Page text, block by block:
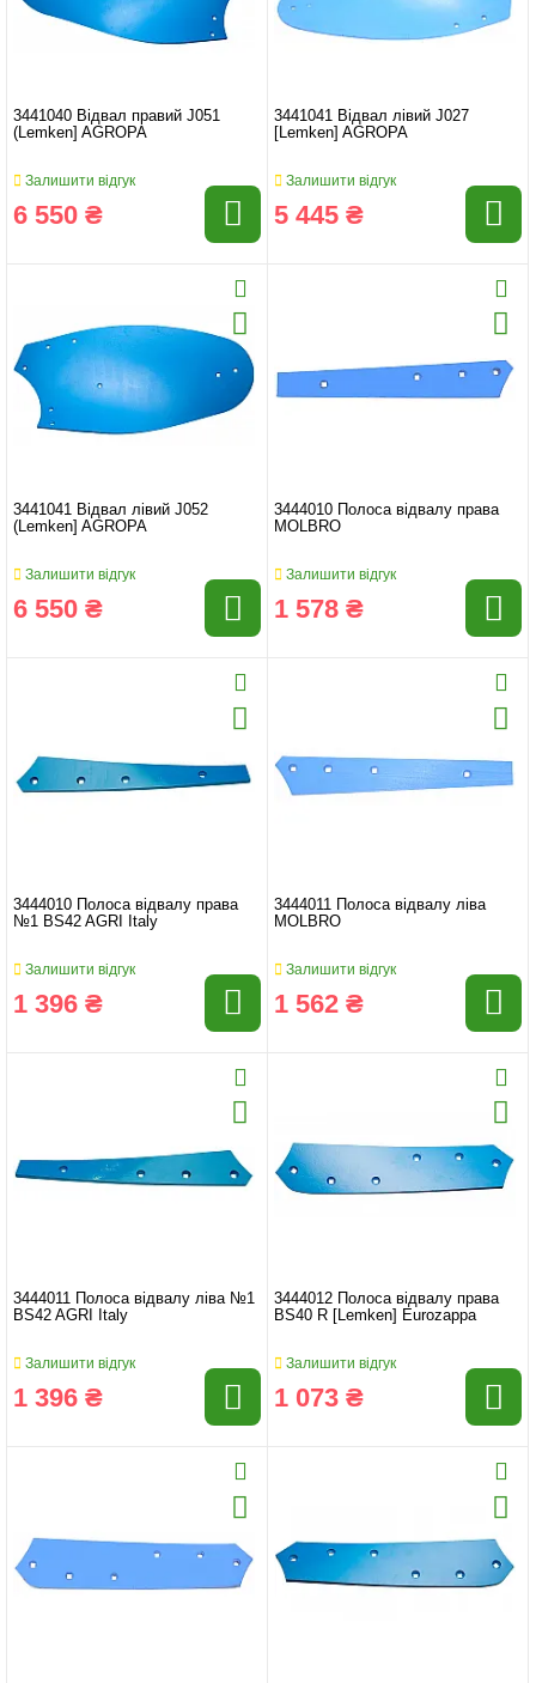
3441040 Відвал правий J051
(Lemken] AGROPA
Залишити відгук
6 550 ₴
3441041 Відвал лівий J027
[Lemken] AGROPA
Залишити відгук
5 445 ₴
3441041 Відвал лівий J052
(Lemken] AGROPA
Залишити відгук
6 550 ₴
3444010 Полоса відвалу права
MOLBRO
Залишити відгук
1 578 ₴
3444010 Полоса відвалу права
№1 BS42 AGRI Italy
Залишити відгук
1 396 ₴
3444011 Полоса відвалу ліва
MOLBRO
Залишити відгук
1 562 ₴
3444011 Полоса відвалу ліва №1
BS42 AGRI Italy
Залишити відгук
1 396 ₴
3444012 Полоса відвалу права
BS40 R [Lemken] Eurozappa
Залишити відгук
1 073 ₴